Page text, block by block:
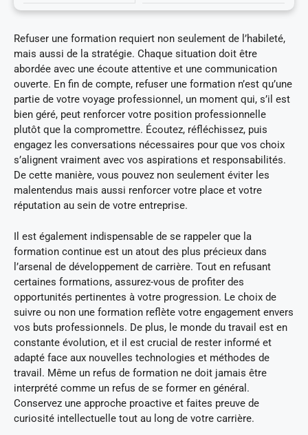
Refuser une formation requiert non seulement de l’habileté,
mais aussi de la stratégie. Chaque situation doit être
abordée avec une écoute attentive et une communication
ouverte. En fin de compte, refuser une formation n’est qu’une
partie de votre voyage professionnel, un moment qui, s’il est
bien géré, peut renforcer votre position professionnelle
plutôt que la compromettre. Écoutez, réfléchissez, puis
engagez les conversations nécessaires pour que vos choix
s’alignent vraiment avec vos aspirations et responsabilités.
De cette manière, vous pouvez non seulement éviter les
malentendus mais aussi renforcer votre place et votre
réputation au sein de votre entreprise.
Il est également indispensable de se rappeler que la
formation continue est un atout des plus précieux dans
l’arsenal de développement de carrière. Tout en refusant
certaines formations, assurez-vous de profiter des
opportunités pertinentes à votre progression. Le choix de
suivre ou non une formation reflète votre engagement envers
vos buts professionnels. De plus, le monde du travail est en
constante évolution, et il est crucial de rester informé et
adapté face aux nouvelles technologies et méthodes de
travail. Même un refus de formation ne doit jamais être
interprété comme un refus de se former en général.
Conservez une approche proactive et faites preuve de
curiosité intellectuelle tout au long de votre carrière.